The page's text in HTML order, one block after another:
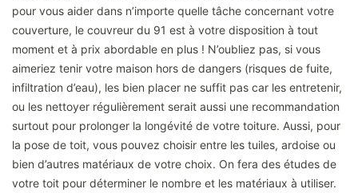
pour vous aider dans n’importe quelle tâche concernant votre
couverture, le couvreur du 91 est à votre disposition à tout
moment et à prix abordable en plus ! N’oubliez pas, si vous
aimeriez tenir votre maison hors de dangers (risques de fuite,
infiltration d’eau), les bien placer ne suffit pas car les entretenir,
ou les nettoyer régulièrement serait aussi une recommandation
surtout pour prolonger la longévité de votre toiture. Aussi, pour
la pose de toit, vous pouvez choisir entre les tuiles, ardoise ou
bien d’autres matériaux de votre choix. On fera des études de
votre toit pour déterminer le nombre et les matériaux à utiliser.